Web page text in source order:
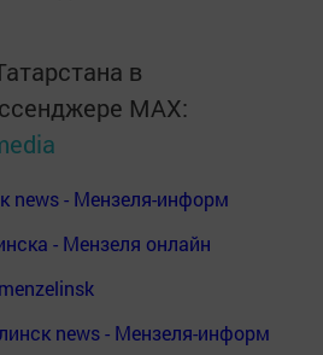
в
MАХ:
news - Мензеля-информ
- Мензеля онлайн
news - Мензеля-информ